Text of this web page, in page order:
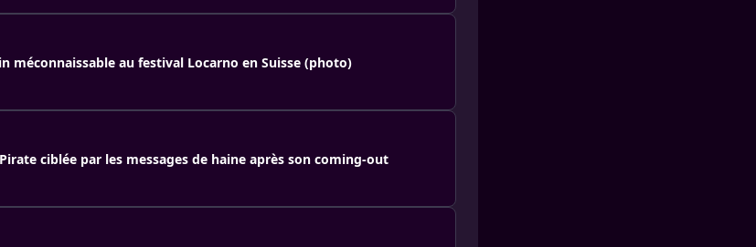
méconnaissable au festival Locarno en Suisse (photo)
ciblée par les messages de haine après son coming-out